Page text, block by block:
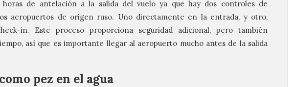
de antelación a la salida del vuelo ya que hay dos controles de
aeropuertos de origen ruso. Uno directamente en la entrada, y otro,
in. Este proceso proporciona seguridad adicional, pero también
así que es importante llegar al aeropuerto mucho antes de la salida
pez en el agua